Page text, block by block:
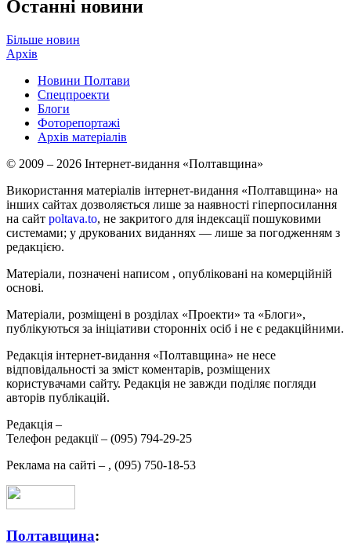
Останні новини
Більше новин
Архів
Новини Полтави
Спецпроекти
Блоги
Фоторепортажі
Архів матеріалів
© 2009 – 2026 Інтернет-видання «Полтавщина»
Використання матеріалів інтернет-видання «Полтавщина» на
інших сайтах дозволяється лише за наявності гіперпосилання
на сайт poltava.to, не закритого для індексації пошуковими
системами; у друкованих виданнях — лише за погодженням з
редакцією.
Матеріали, позначені написом , опубліковані на комерційній
основі.
Матеріали, розміщені в розділах «Проекти» та «Блоги»,
публікуються за ініціативи сторонніх осіб і не є редакційними.
Редакція інтернет-видання «Полтавщина» не несе
відповідальності за зміст коментарів, розміщених
користувачами сайту. Редакція не завжди поділяє погляди
авторів публікацій.
Редакція –
Телефон редакції – (095) 794-29-25
Реклама на сайті – , (095) 750-18-53
Полтавщина: